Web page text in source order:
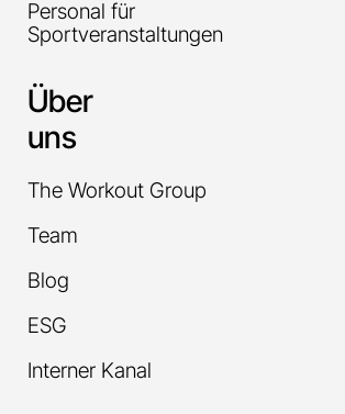
Personal für
Sportveranstaltungen
Über
uns
The Workout Group
Team
Blog
ESG
Interner Kanal